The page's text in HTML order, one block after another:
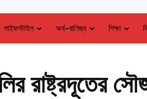
লাইফস্টাইল অর্থ-বাণিজ্য শিক্ষা
রাষ্ট্রদূতের